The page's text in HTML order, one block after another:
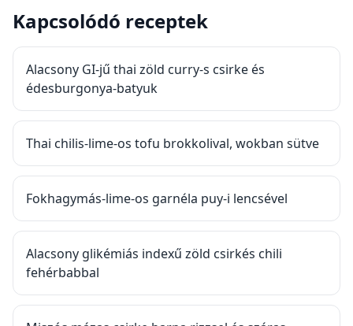
Kapcsolódó receptek
Alacsony GI-jű thai zöld curry-s csirke és
édesburgonya-batyuk
Thai chilis-lime-os tofu brokkolival, wokban sütve
Fokhagymás-lime-os garnéla puy-i lencsével
Alacsony glikémiás indexű zöld csirkés chili
fehérbabbal